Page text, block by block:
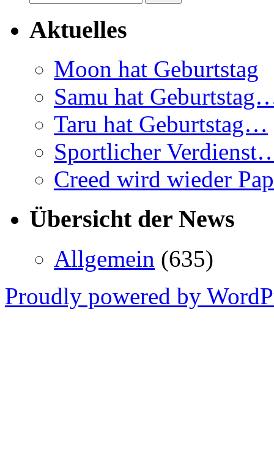
nach:
Aktuelles
Moon hat Geburtstag
Samu hat
Taru hat Geburtstag…
Sportlicher
Creed wird wieder
Übersicht der News
Allgemein (635)
Proudly powered by